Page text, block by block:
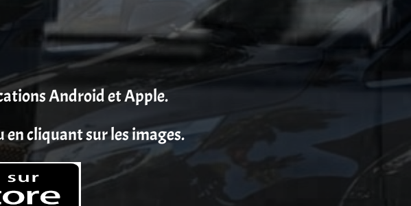
Android et Apple.
cliquant sur les images.